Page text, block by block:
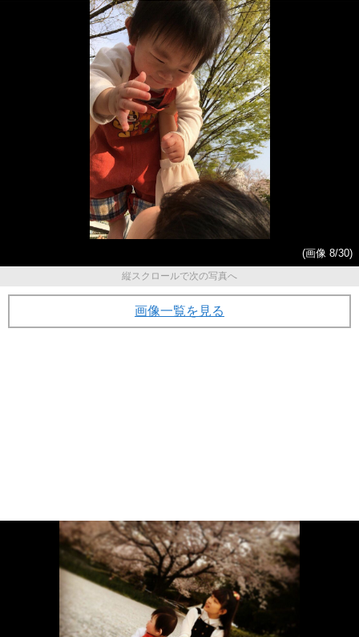
(画像 8/30)
縦スクロールで次の写真へ
画像一覧を見る